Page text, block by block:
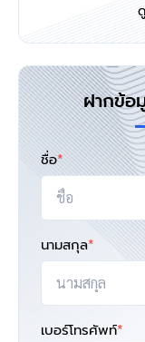
ฝากข้อ
ชื่อ*
นามสกุล*
เบอร์โทรศัพท์*